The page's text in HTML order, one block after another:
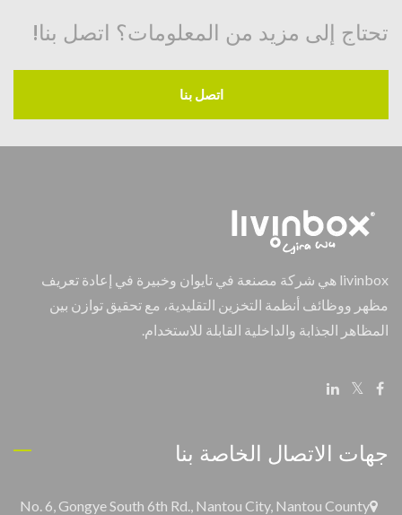
تحتاج إلى مزيد من المعلومات؟ اتصل بنا!
اتصل بنا
livinbox هي شركة مصنعة في تايوان وخبيرة في إعادة تعريف
مظهر ووظائف أنظمة التخزين التقليدية، مع تحقيق توازن بين
المظاهر الجذابة والداخلية القابلة للاستخدام.
جهات الاتصال الخاصة بنا
No. 6, Gongye South 6th Rd., Nantou City, Nantou County